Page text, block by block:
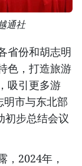
通社
省份和胡志明
色，打造旅游
吸引更多游
市与东北部
初步总结会议
，2024年，